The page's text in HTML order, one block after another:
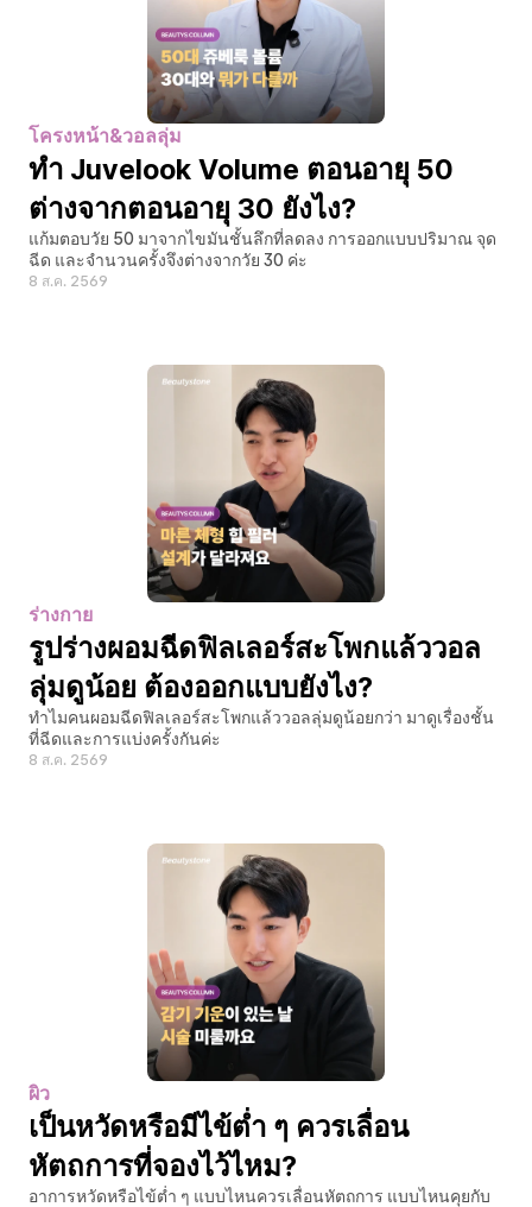
โครงหน้า&วอลลุ่ม
ทำ Juvelook Volume ตอนอายุ 50
ต่างจากตอนอายุ 30 ยังไง?
แก้มตอบวัย 50 มาจากไขมันชั้นลึกที่ลดลง การออกแบบปริมาณ จุด
ฉีด และจำนวนครั้งจึงต่างจากวัย 30 ค่ะ
8 ส.ค. 2569
ร่างกาย
รูปร่างผอมฉีดฟิลเลอร์สะโพกแล้ววอล
ลุ่มดูน้อย ต้องออกแบบยังไง?
ทำไมคนผอมฉีดฟิลเลอร์สะโพกแล้ววอลลุ่มดูน้อยกว่า มาดูเรื่องชั้น
ที่ฉีดและการแบ่งครั้งกันค่ะ
8 ส.ค. 2569
ผิว
เป็นหวัดหรือมีไข้ต่ำ ๆ ควรเลื่อน
หัตถการที่จองไว้ไหม?
อาการหวัดหรือไข้ต่ำ ๆ แบบไหนควรเลื่อนหัตถการ แบบไหนคุยกับ